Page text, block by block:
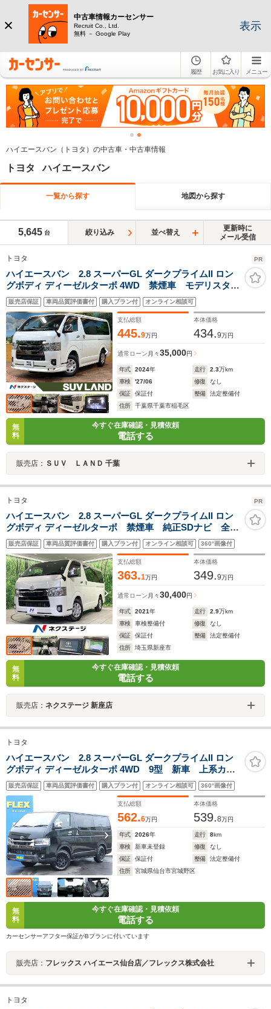
中古車情報カーセンサー
Recruit Co., Ltd.
無料 － Google Play
表示
履歴 お気に入り メニュー
ハイエースバン（トヨタ）の中古車・中古車情報
トヨタ ハイエースバン
一覧から探す 地図から探す
5,645 台 絞り込み 並べ替え
更新時に
メール受信
トヨタ PR
ハイエースバン 2.8 スーパーGL ダークプライムII ロン
グボディ ディーゼルターボ 4WD 禁煙車 モデリスタエ
アロ 11型BIGX 全周囲カメラ デジタルインナーミラ
ー 両側電動ドア 衝突軽減 レーンアシスト オート
マチックハイビーム クリアランスソナー AC100V電源
販売店保証 車両品質評価書付 購入プラン付 オンライン相談可
支払総額
445.9万円
本体価格
434.9万円
通常ローン 月々35,000円
年式 2024年 走行 2.3万km
車検
'27/06 修復
なし
保証
保証付 整備
法定整備付
住所
千葉県千葉市稲毛区
無
料
今すぐ在庫確認・見積依頼
電話する
販売店： ＳＵＶ ＬＡＮＤ 千葉
トヨタ PR
ハイエースバン 2.8 スーパーGL ダークプライムII ロン
グボディ ディーゼルターボ 禁煙車 純正SDナビ 全周
囲カメラ デジタルインナーミラー 両側電動スライド
ドア LEDヘッドランプ セーフティセンス ブラック
天井 ウッドコンビステアリング 合皮ハーフレザーシ
ート ビルトインETC
販売店保証 車両品質評価書付 購入プラン付 オンライン相談可 360°画像付
支払総額
363.1万円
本体価格
349.9万円
通常ローン 月々30,400円
年式 2021年 走行 2.9万km
車検
車検整備付 修復
なし
保証
保証付 整備
法定整備付
住所
埼玉県新座市
無
料
今すぐ在庫確認・見積依頼
電話する
販売店： ネクステージ 新座店
トヨタ
ハイエースバン 2.8 スーパーGL ダークプライムII ロン
グボディ ディーゼルターボ 4WD 9型 新車 上系カス
タム ティーフォーススポイラー オーバーフェンダ
ー NT-1アルミ&ダンロップRTタイヤ 両側パワースラ
イドドア 寒冷地仕様 ベットキット オメガLEDテー
ルランプ
販売店保証 車両品質評価書付 購入プラン付 オンライン相談可 360°画像付
支払総額
562.6万円
本体価格
539.8万円
年式 2026年 走行 8km
車検
新車未登録 修復
なし
保証
保証付 整備
法定整備付
住所
宮城県仙台市宮城野区
無
料
今すぐ在庫確認・見積依頼
電話する
カーセンサーアフター保証がBプランに付いています
販売店： フレックス ハイエース仙台店／フレックス株式会社
トヨタ